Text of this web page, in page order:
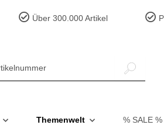
Über 300.000 Artikel
Themenwelt % SALE %